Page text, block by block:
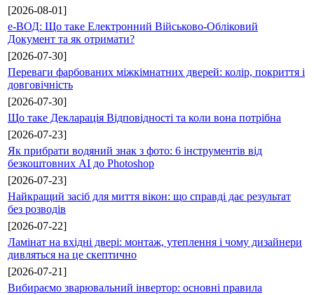
[2026-08-01]
е-ВОД: Що таке Електронний Військово-Обліковий
Документ та як отримати?
[2026-07-30]
Переваги фарбованих міжкімнатних дверей: колір, покриття і
довговічність
[2026-07-30]
Що таке Декларація Відповідності та коли вона потрібна
[2026-07-23]
Як прибрати водяний знак з фото: 6 інструментів від
безкоштовних AI до Photoshop
[2026-07-23]
Найкращий засіб для миття вікон: що справді дає результат
без розводів
[2026-07-22]
Ламінат на вхідні двері: монтаж, утеплення і чому дизайнери
дивляться на це скептично
[2026-07-21]
Вибираємо зварювальний інвертор: основні правила